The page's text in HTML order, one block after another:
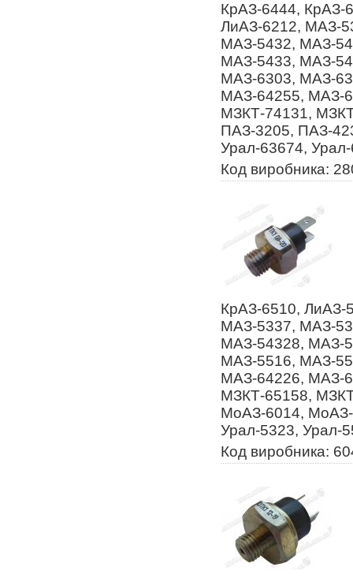
КрАЗ-6444, КрАЗ-
ЛиАЗ-6212, МАЗ-
МАЗ-5432, МАЗ-
МАЗ-5433, МАЗ-
МАЗ-6303, МАЗ-
МАЗ-64255, МАЗ-
МЗКТ-74131,
ПАЗ-3205, ПАЗ-
Урал-63674,
Код виробника:
КрАЗ-6510,
МАЗ-5337, МАЗ-
МАЗ-54328, МАЗ-
МАЗ-5516, МАЗ-
МАЗ-64226, МАЗ-
МЗКТ-65158,
МоАЗ-6014,
Урал-5323, Урал-
Код виробника: